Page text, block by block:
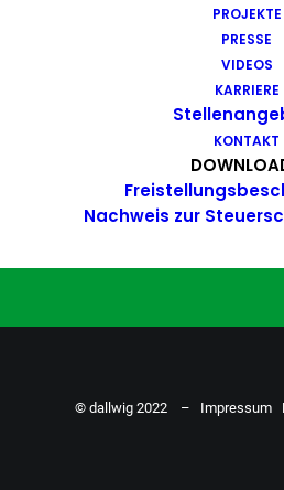
PROJEKTE
PRESSE
VIDEOS
KARRIERE
KONTAKT
Nachweis zur
Du hast Bock auf
Action. Bewirb dich
ZU DEN
© dallwig 2022 – Impressum